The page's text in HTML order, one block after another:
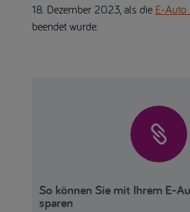
18. Dezember 2023, als die E-Auto
beendet wurde.

So können Sie mit Ihrem E-
sparen